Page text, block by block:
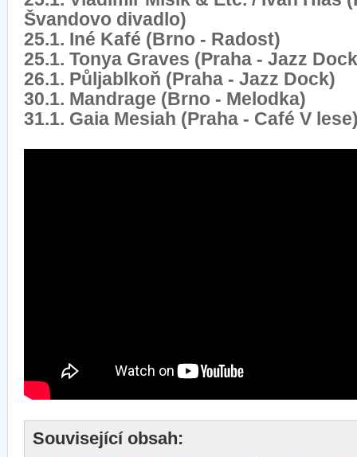
Švandovo divadlo)
25.1. Iné Kafé (Brno - Radost)
25.1. Tonya Graves (Praha - Jazz
26.1. Půljablkoň (Praha - Jazz Dock)
30.1. Mandrage (Brno - Melodka)
31.1. Gaia Mesiah (Praha - Café V
Související obsah: